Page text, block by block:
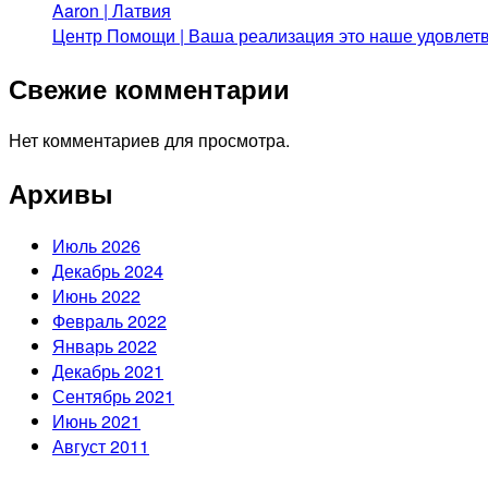
Aaron | Латвия
Центр Помощи | Ваша реализация это наше
Свежие комментарии
Нет комментариев для просмотра.
Архивы
Июль 2026
Декабрь 2024
Июнь 2022
Февраль 2022
Январь 2022
Декабрь 2021
Сентябрь 2021
Июнь 2021
Август 2011